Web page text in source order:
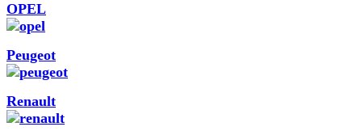
OPEL
Peugeot
Renault